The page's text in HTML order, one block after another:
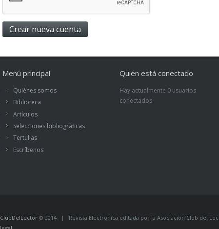
Menú principal
Quiénes somos
Biblioteca
Artículos
Selecciones bibliográficas
Tertulias
Escríbenos
Quién está conectado
Hay actualmente 0 usuarios
conectados.
ClubDelLector © 2014 | Revista Electrónica editada por la Asociación Club del